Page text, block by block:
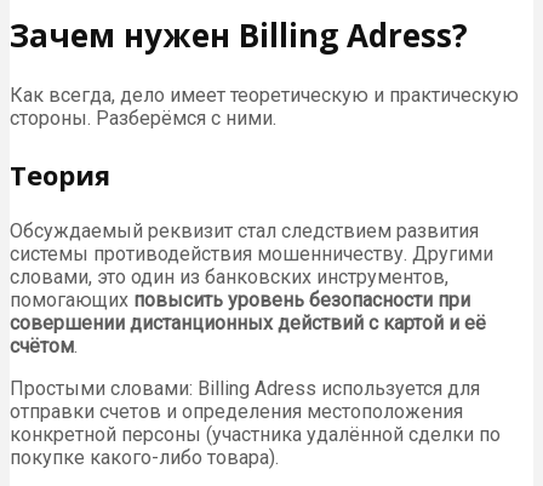
Зачем нужен Billing Adress?
Как всегда, дело имеет теоретическую и практическую
стороны. Разберёмся с ними.
Теория
Обсуждаемый реквизит стал следствием развития
системы противодействия мошенничеству. Другими
словами, это один из банковских инструментов,
помогающих повысить уровень безопасности при
совершении дистанционных действий с картой и её
счётом.
Простыми словами: Billing Adress используется для
отправки счетов и определения местоположения
конкретной персоны (участника удалённой сделки по
покупке какого-либо товара).